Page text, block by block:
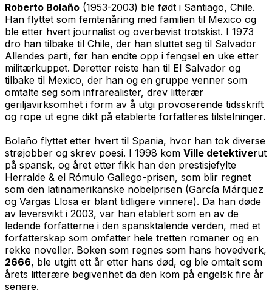
Roberto Bolaño (1953-2003) ble født i Santiago, Chile.
Han flyttet som femtenåring med familien til Mexico og
ble etter hvert journalist og overbevist trotskist. I 1973
dro han tilbake til Chile, der han sluttet seg til Salvador
Allendes parti, før han endte opp i fengsel en uke etter
militærkuppet. Deretter reiste han til El Salvador og
tilbake til Mexico, der han og en gruppe venner som
omtalte seg som infrarealister, drev litterær
geriljavirksomhet i form av å utgi provoserende tidsskrift
og rope ut egne dikt på etablerte forfatteres tilstelninger.
Bolaño flyttet etter hvert til Spania, hvor han tok diverse
strøjobber og skrev poesi. I 1998 kom Ville detektiverut
på spansk, og året etter fikk han den prestisjefylte
Herralde & el Rómulo Gallego-prisen, som blir regnet
som den latinamerikanske nobelprisen (García Márquez
og Vargas Llosa er blant tidligere vinnere). Da han døde
av leversvikt i 2003, var han etablert som en av de
ledende forfatterne i den spansktalende verden, med et
forfatterskap som omfatter hele tretten romaner og en
rekke noveller. Boken som regnes som hans hovedverk,
2666, ble utgitt ett år etter hans død, og ble omtalt som
årets litterære begivenhet da den kom på engelsk fire år
senere.